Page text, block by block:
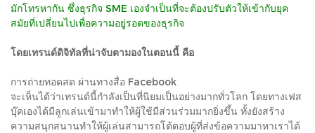
มักโทรหากัน ซึ่งธุรกิจ SME เองจำเป็นที่จะต้องปรับตัวให้เข้ากับยุค
สมัยที่เปลี่ยนไปเพื่อความอยู่รอดของธุรกิจ
โดยเทรนด์ดิจิทัลที่น่าจับตามองในตอนนี้ คือ
การถ่ายทอดสด ผ่านทางสื่อ Facebook
จะเห็นได้ว่าเทรนด์นี้กำลังเป็นที่นิยมเป็นอย่างมากทั่วโลก โดยทางเฟส
บุ๊คเองได้มีลูกเล่นเข้ามาทำให้ผู้ใช้มีส่วนร่วมมากยิ่งขึ้น ทั้งยังสร้าง
ความสนุกสนานทำให้ผู้เล่นสามารถโต้ตอบผู้ที่ส่งข้อความมาหาเราได้